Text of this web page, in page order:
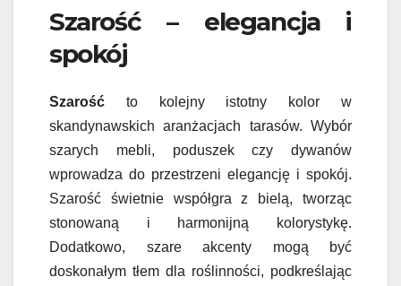
Szarość – elegancja i
spokój
Szarość to kolejny istotny kolor w
skandynawskich aranżacjach tarasów. Wybór
szarych mebli, poduszek czy dywanów
wprowadza do przestrzeni elegancję i spokój.
Szarość świetnie współgra z bielą, tworząc
stonowaną i harmonijną kolorystykę.
Dodatkowo, szare akcenty mogą być
doskonałym tłem dla roślinności, podkreślając